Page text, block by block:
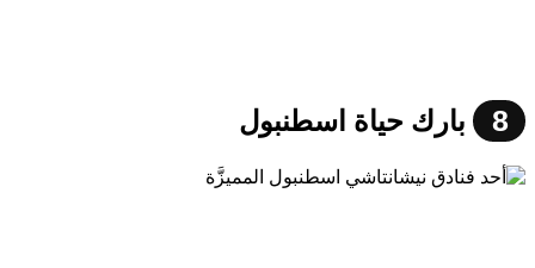
8 بارك حياة اسطنبول